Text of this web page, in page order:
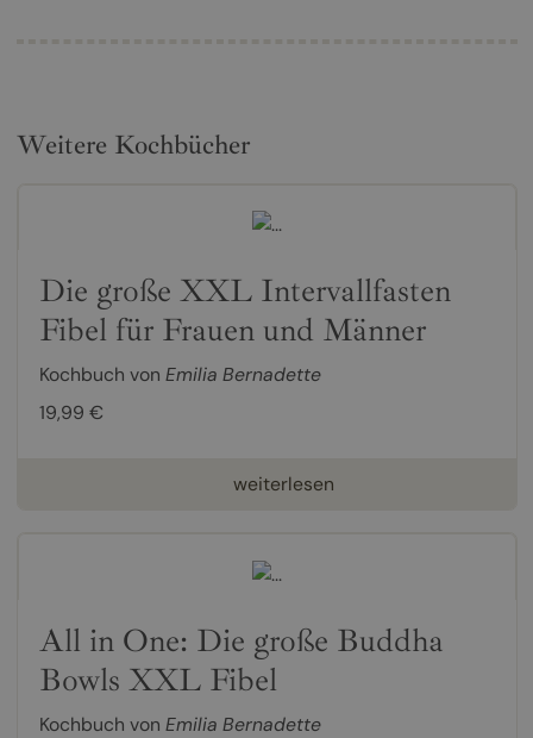
Weitere Kochbücher
Die große XXL Intervallfasten
Fibel für Frauen und Männer
Kochbuch von Emilia Bernadette
19,99 €
weiterlesen
All in One: Die große Buddha
Bowls XXL Fibel
Kochbuch von Emilia Bernadette